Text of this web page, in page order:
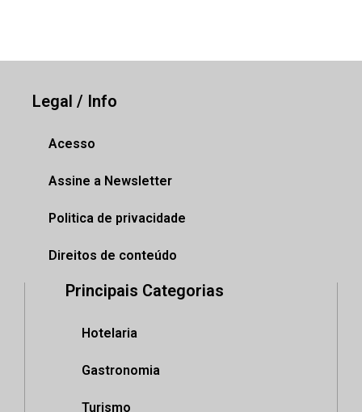
Legal / Info
Acesso
Assine a Newsletter
Politica de privacidade
Direitos de conteúdo
Principais Categorias
Hotelaria
Gastronomia
Turismo